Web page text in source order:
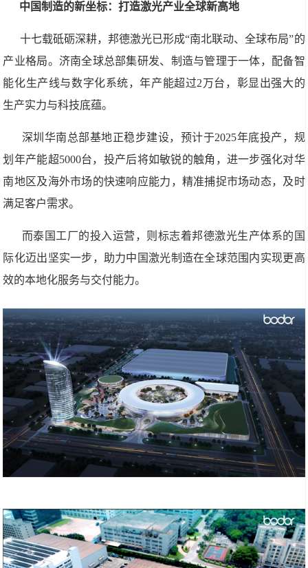
中国制造的新坐标：打造激光产业全球新高地
十七载砥砺深耕，邦德激光已形成“南北联动、全球布局”的
产业格局。济南全球总部集研发、制造与管理于一体，配备智
能化生产线与数字化系统，年产能超过2万台，彰显出强大的
生产实力与科技底蕴。
深圳华南总部基地正稳步建设，预计于2025年底投产，规
划年产能超5000台，投产后将如敏锐的触角，进一步强化对华
南地区及海外市场的快速响应能力，精准捕捉市场动态，及时
满足客户需求。
而泰国工厂的投入运营，则标志着邦德激光生产体系的国
际化迈出坚实一步，助力中国激光制造在全球范围内实现更高
效的本地化服务与交付能力。